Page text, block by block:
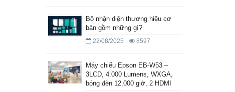
Bộ nhận diện thương hiệu cơ
bản gồm những gì?
22/08/2025 8597
Máy chiếu Epson EB-W53 –
3LCD, 4.000 Lumens, WXGA,
bóng đèn 12.000 giờ, 2 HDMI